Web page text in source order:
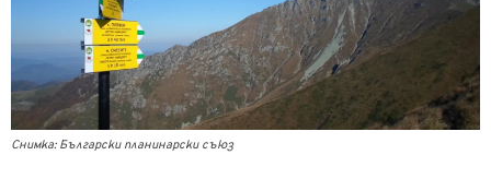
Снимка: Български планинарски съюз